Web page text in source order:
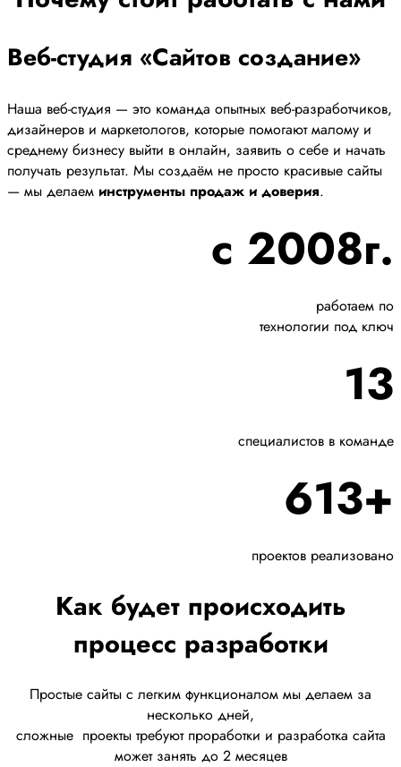
Веб-студия «Сайтов создание»
Наша веб-студия — это команда опытных веб-разработчиков,
дизайнеров и маркетологов, которые помогают малому и
среднему бизнесу выйти в онлайн, заявить о себе и начать
получать результат. Мы создаём не просто красивые сайты
— мы делаем инструменты продаж и доверия.
с 2008г.
работаем по
технологии под ключ
13
специалистов в команде
613+
проектов реализовано
Как будет происходить
процесс разработки
Простые сайты с легким функционалом мы делаем за
несколько дней,
сложные проекты требуют проработки и разработка сайта
может занять до 2 месяцев